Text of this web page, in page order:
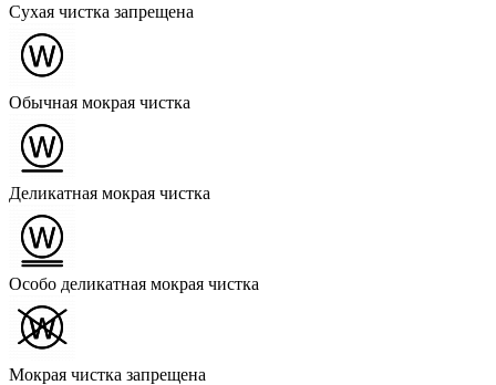
Сухая чистка запрещена
Обычная мокрая чистка
Деликатная мокрая чистка
Особо деликатная мокрая чистка
Мокрая чистка запрещена